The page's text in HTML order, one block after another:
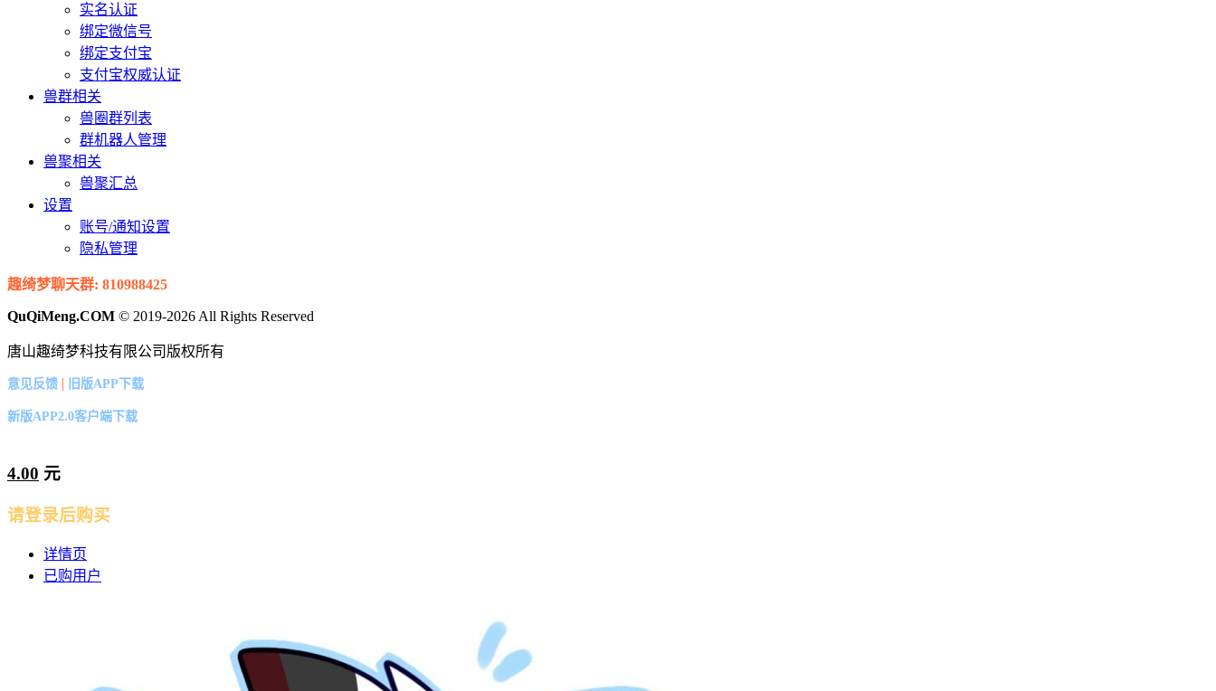
实名认证
绑定微信号
绑定支付宝
支付宝权威认证
兽群相关
兽圈群列表
群机器人管理
兽聚相关
兽聚汇总
设置
账号/通知设置
隐私管理
趣绮梦聊天群: 810988425
QuQiMeng.COM © 2019-2026 All Rights Reserved
唐山趣绮梦科技有限公司版权所有
意见反馈 | 旧版APP下载
新版APP2.0客户端下载
4.00 元
请登录后购买
详情页
已购用户